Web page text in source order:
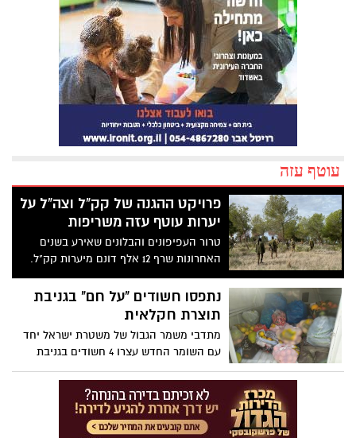
עוטף עזה
פרויקט ההגנה של קק"ל וצה"ל על
יערות עוטף עזה משריפות
טרור העפיפונים והבלונים שאירע בשנים
האחרונות שרף 12 אלף דונם מיערות קק"ל.
לכן, למרות הקורונה, קרן קימת לישראל
משתפת פעולה עם צה"ל, ובשבוע שעבר (א')
הקורונה, החיילים המתנדבים חולקו לימים
ולשעות, כך שהם עובדים בקפסולות.
נתפסו חשודים "על חם" בגניבת
תוצרת חקלאית
מתדבי משמר הגבול של משטרת ישראל יחד
עם השומר החדש עצרו 4 חשודים בגניבת
תוצרת חקלאית, במשקל של כ-154 ק"ג
מהשטחים החקלאיים של חבל עזה